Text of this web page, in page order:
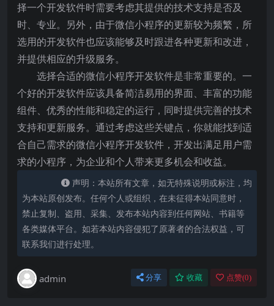
择一个开发软件时需要考虑其提供的技术支持是否及
时、专业。另外，由于微信小程序的更新较为频繁，所
选用的开发软件也应该能够及时跟进各种更新和改进，
并提供相应的升级服务。
选择合适的微信小程序开发软件是非常重要的。一
个好的开发软件应该具备简洁易用的界面、丰富的功能
组件、优秀的性能和稳定的运行，同时提供完善的技术
支持和更新服务。通过考虑这些关键点，你就能找到适
合自己需求的微信小程序开发软件，开发出满足用户需
求的小程序，为企业和个人带来更多机会和收益。
声明：本站所有文章，如无特殊说明或标注，均
为本站原创发布。任何个人或组织，在未征得本站同意时，
禁止复制、盗用、采集、发布本站内容到任何网站、书籍等
各类媒体平台。如若本站内容侵犯了原著者的合法权益，可
联系我们进行处理。
admin 分享 收藏 点赞(0)